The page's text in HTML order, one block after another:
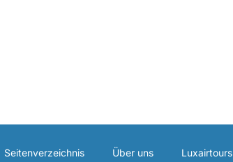
Seitenverzeichnis Über uns Luxairtours